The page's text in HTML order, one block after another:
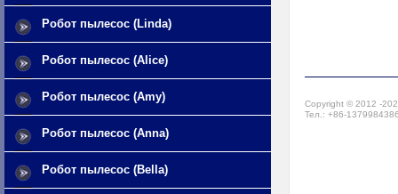
Робот пылесос (Linda)
Робот пылесос (Alice)
Робот пылесос (Amy)
Робот пылесос (Anna)
Робот пылесос (Bella)
Copyright © 2012 -
Тел.: +86-